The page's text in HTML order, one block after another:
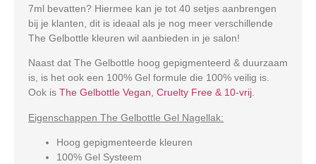
7ml bevatten? Hiermee kan je tot 40 setjes aanbrengen
bij je klanten, dit is ideaal als je nog meer verschillende
The Gelbottle kleuren wil aanbieden in je salon!
Naast dat The Gelbottle hoog gepigmenteerd & duurzaam
is, is het ook een 100% Gel formule die 100% veilig is.
Ook is The Gelbottle Vegan, Cruelty Free & 10-vrij.
Eigenschappen The Gelbottle Gel Nagellak:
Hoog gepigmenteerde kleuren
100% Gel Systeem